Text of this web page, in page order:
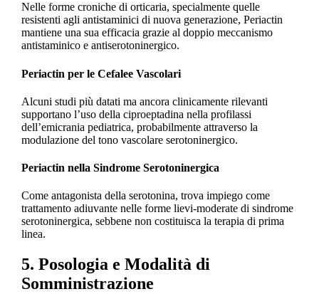
Nelle forme croniche di orticaria, specialmente quelle
resistenti agli antistaminici di nuova generazione, Periactin
mantiene una sua efficacia grazie al doppio meccanismo
antistaminico e antiserotoninergico.
Periactin per le Cefalee Vascolari
Alcuni studi più datati ma ancora clinicamente rilevanti
supportano l’uso della ciproeptadina nella profilassi
dell’emicrania pediatrica, probabilmente attraverso la
modulazione del tono vascolare serotoninergico.
Periactin nella Sindrome Serotoninergica
Come antagonista della serotonina, trova impiego come
trattamento adiuvante nelle forme lievi-moderate di sindrome
serotoninergica, sebbene non costituisca la terapia di prima
linea.
5. Posologia e Modalità di
Somministrazione